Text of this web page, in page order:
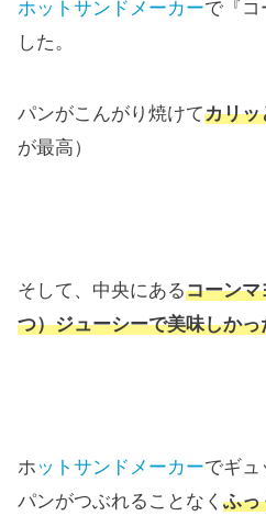
ホットサンドメーカーで『コ
した。
パンがこんがり焼けてカリッ
が最高）
そして、中央にあるコーンマ
つ）ジューシーで美味しかっ
ホ ットサンドメーカーでギュ
パンがつぶれることなく ふっ